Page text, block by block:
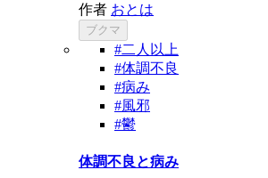
作者 おとは
ブクマ
#二人以上
#体調不良
#病み
#風邪
#鬱
体調不良と病み